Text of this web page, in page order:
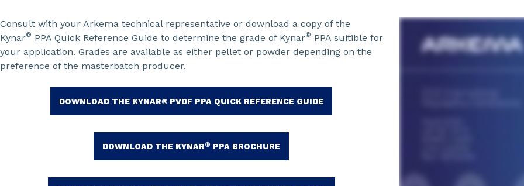
Consult with your Arkema technical representative or download a copy of the
Kynar® PPA Quick Reference Guide to determine the grade of Kynar® PPA suitible for
your application. Grades are available as either pellet or powder depending on the
preference of the masterbatch producer.
DOWNLOAD THE KYNAR® PVDF PPA QUICK REFERENCE GUIDE
DOWNLOAD THE KYNAR® PPA BROCHURE